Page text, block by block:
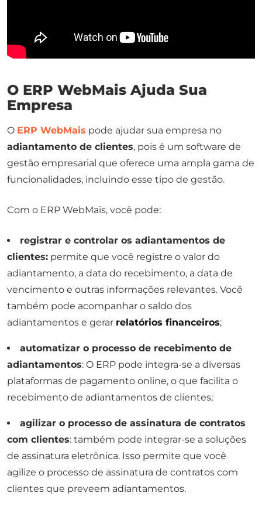
O ERP WebMais Ajuda Sua
Empresa
O ERP WebMais pode ajudar sua empresa no
adiantamento de clientes, pois é um software de
gestão empresarial que oferece uma ampla gama de
funcionalidades, incluindo esse tipo de gestão.
Com o ERP WebMais, você pode:
registrar e controlar os adiantamentos de
clientes: permite que você registre o valor do
adiantamento, a data do recebimento, a data de
vencimento e outras informações relevantes. Você
também pode acompanhar o saldo dos
adiantamentos e gerar relatórios financeiros;
automatizar o processo de recebimento de
adiantamentos: O ERP pode integra-se a diversas
plataformas de pagamento online, o que facilita o
recebimento de adiantamentos de clientes;
agilizar o processo de assinatura de contratos
com clientes: também pode integrar-se a soluções
de assinatura eletrônica. Isso permite que você
agilize o processo de assinatura de contratos com
clientes que preveem adiantamentos.